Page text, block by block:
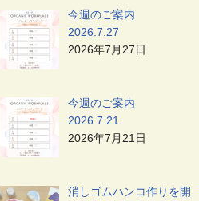
今週のご案内
2026.7.27
2026年7月27日
今週のご案内
2026.7.21
2026年7月21日
消しゴムハンコ作りを開